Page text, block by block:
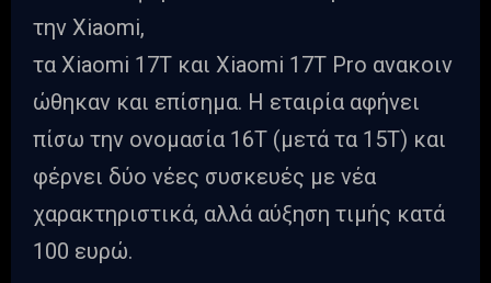
την Xiaomi,
τα Xiaomi 17T και Xiaomi 17T Pro ανακοιν
ώθηκαν και επίσημα. Η εταιρία αφήνει
πίσω την ονομασία 16T (μετά τα 15T) και
φέρνει δύο νέες συσκευές με νέα
χαρακτηριστικά, αλλά αύξηση τιμής κατά
100 ευρώ.